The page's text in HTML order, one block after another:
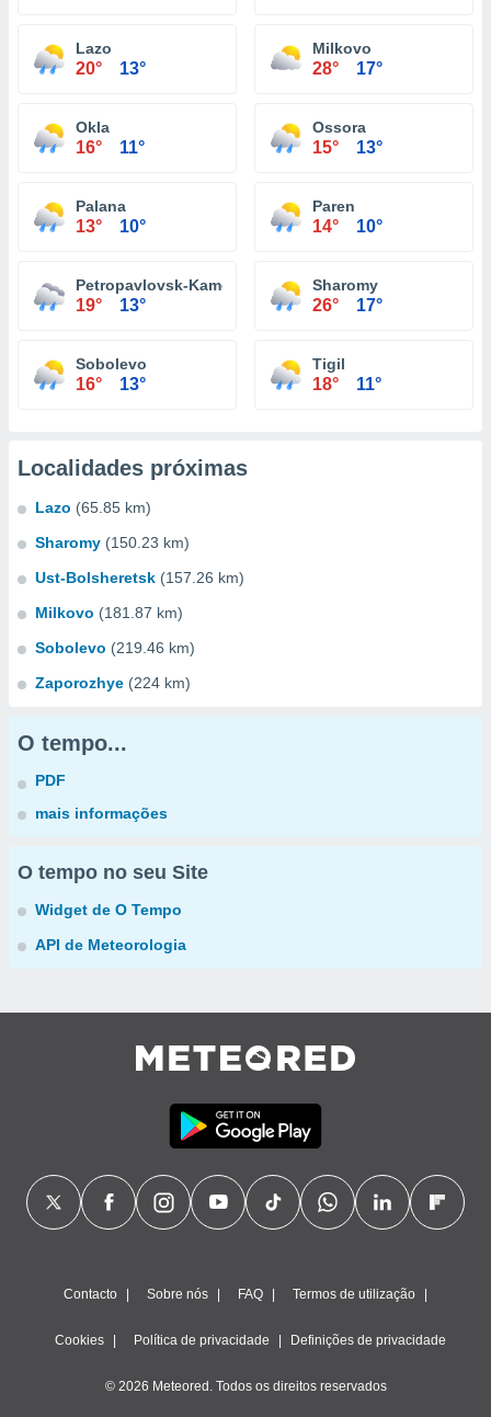
Lazo
20° 13°
Milkovo
28° 17°
Okla
16° 11°
Ossora
15° 13°
Palana
13° 10°
Paren
14° 10°
Petropavlovsk-Kamchatskiy
19° 13°
Sharomy
26° 17°
Sobolevo
16° 13°
Tigil
18° 11°
Localidades próximas
Lazo (65.85 km)
Sharomy (150.23 km)
Ust-Bolsheretsk (157.26 km)
Milkovo (181.87 km)
Sobolevo (219.46 km)
Zaporozhye (224 km)
O tempo...
PDF
mais informações
O tempo no seu Site
Widget de O Tempo
API de Meteorologia
Contacto Sobre nós FAQ Termos de utilização
Cookies Política de privacidade Definições de privacidade
© 2026 Meteored. Todos os direitos reservados